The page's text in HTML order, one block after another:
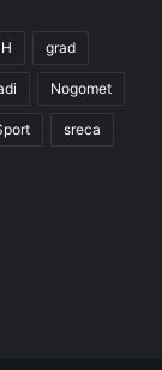
grad
Nogomet
sreca